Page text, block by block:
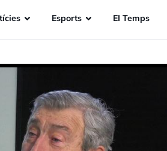
Esports EI Temps